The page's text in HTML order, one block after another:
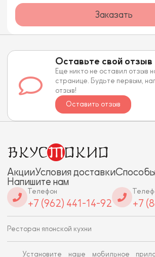
Заказать
Оставьте свой отзыв
Еще никто не оставил отзыв
странице. Будьте первым,
отзыв!
Оставить отзыв
АкцииУсловия доставки
Напишите нам
Телефон
+7 (962) 441-14-92 +7
Ресторан японской кухни
Установите наше мобильное